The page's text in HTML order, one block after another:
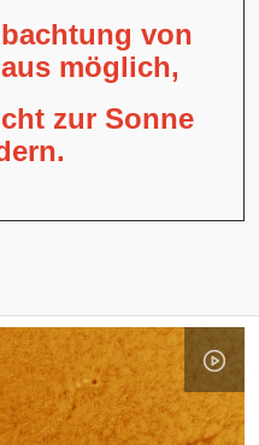
von
möglich,
zur Sonne